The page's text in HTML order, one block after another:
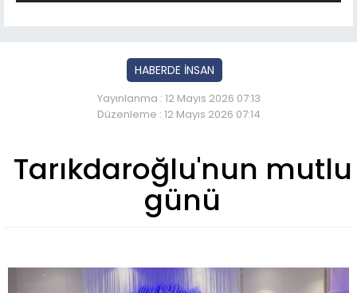
HABERDE İNSAN
Yayınlanma : 12 Mayıs 2026 07:13
Düzenleme : 12 Mayıs 2026 07:14
Tarıkdaroğlu'nun mutlu
günü